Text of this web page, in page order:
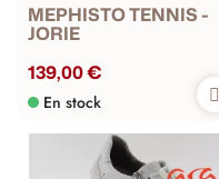
MEPHISTO TENNIS -
JORIE
139,00 €
En stock